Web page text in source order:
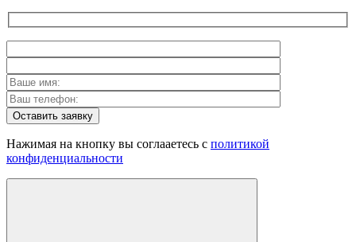
Оставить заявку
Нажимая на кнопку вы соглааетесь с политикой
конфиденциальности